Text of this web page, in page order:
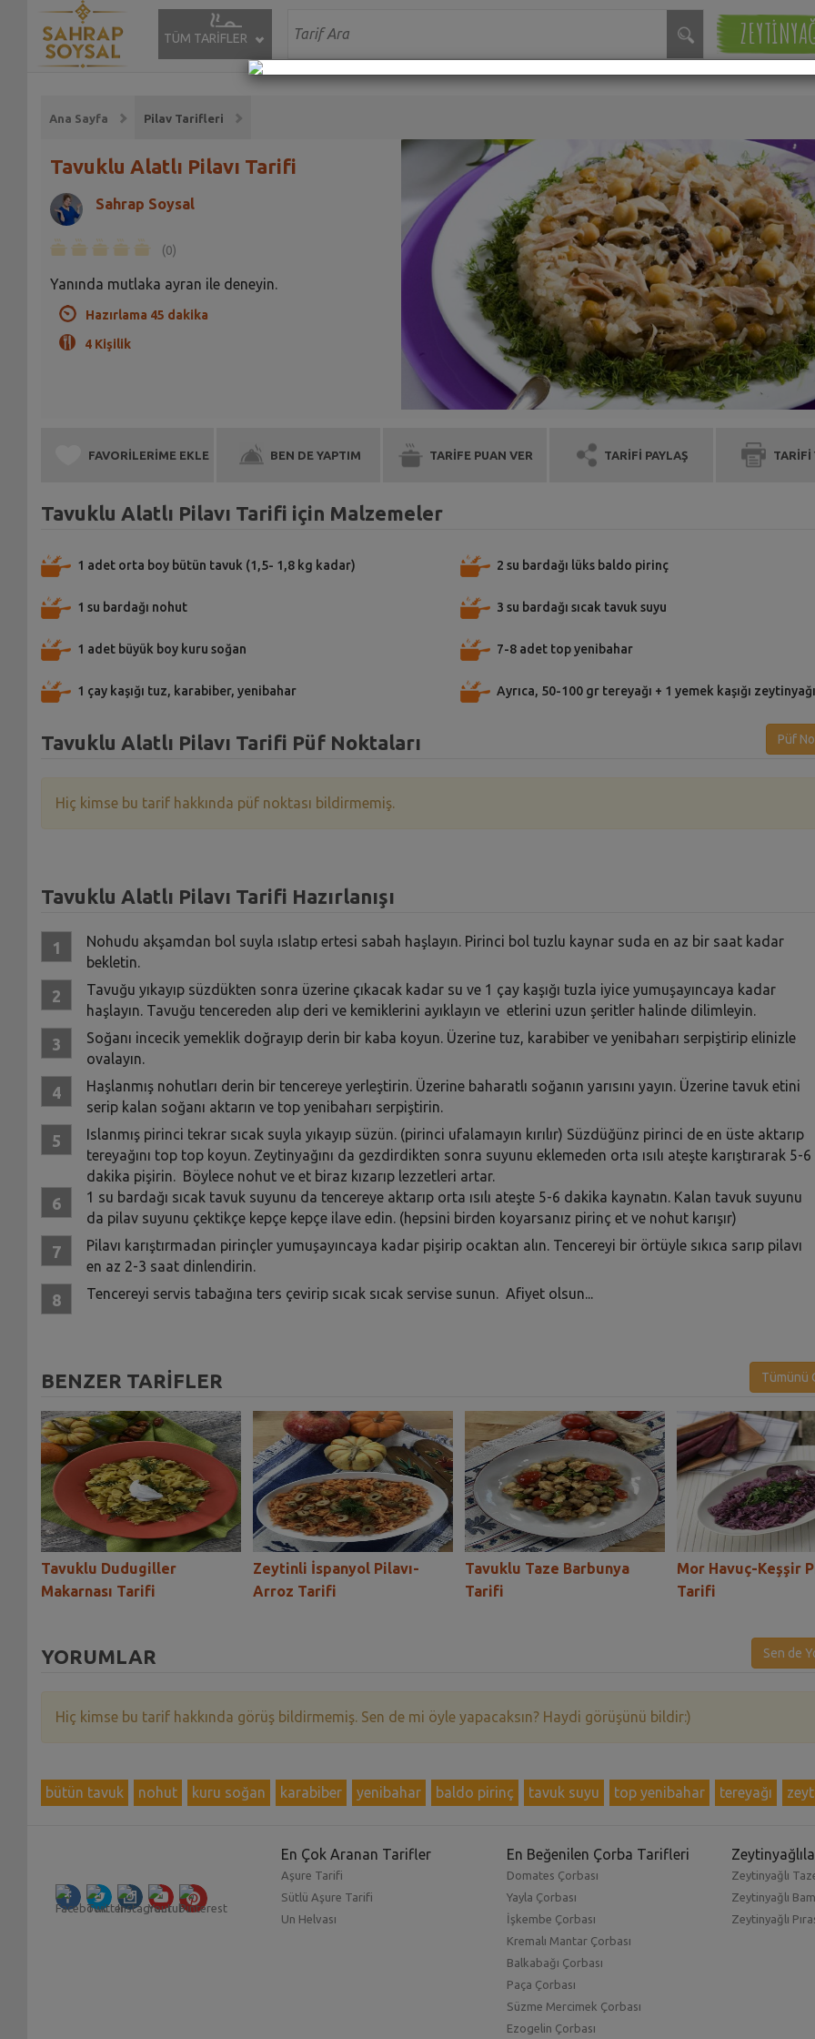
TÜM TARİFLER
Ana Sayfa Pilav Tarifleri
Tavuklu Alatlı Pilavı Tarifi
Sahrap Soysal
(0)
Yanında mutlaka ayran ile deneyin.
Hazırlama 45 dakika
4 Kişilik
FAVORİLERİME EKLE BEN DE YAPTIM TARİFE PUAN VER TARİFİ PAYLAŞ TARİFİ
Tavuklu Alatlı Pilavı Tarifi için Malzemeler
1 adet orta boy bütün tavuk (1,5- 1,8 kg kadar)
1 su bardağı nohut
1 adet büyük boy kuru soğan
1 çay kaşığı tuz, karabiber, yenibahar
2 su bardağı lüks baldo pirinç
3 su bardağı sıcak tavuk suyu
7-8 adet top yenibahar
Ayrıca, 50-100 gr tereyağı + 1 yemek kaşığı zeytinyağı
Tavuklu Alatlı Pilavı Tarifi Püf Noktaları Püf
Hiç kimse bu tarif hakkında püf noktası bildirmemiş.
Tavuklu Alatlı Pilavı Tarifi Hazırlanışı
Nohudu akşamdan bol suyla ıslatıp ertesi sabah haşlayın. Pirinci bol tuzlu kaynar suda en az bir saat kadar
bekletin.
Tavuğu yıkayıp süzdükten sonra üzerine çıkacak kadar su ve 1 çay kaşığı tuzla iyice yumuşayıncaya kadar
haşlayın. Tavuğu tencereden alıp deri ve kemiklerini ayıklayın ve etlerini uzun şeritler halinde dilimleyin.
Soğanı incecik yemeklik doğrayıp derin bir kaba koyun. Üzerine tuz, karabiber ve yenibaharı serpiştirip elinizle
ovalayın.
Haşlanmış nohutları derin bir tencereye yerleştirin. Üzerine baharatlı soğanın yarısını yayın. Üzerine tavuk etini
serip kalan soğanı aktarın ve top yenibaharı serpiştirin.
Islanmış pirinci tekrar sıcak suyla yıkayıp süzün. (pirinci ufalamayın kırılır) Süzdüğünz pirinci de en üste aktarıp
tereyağını top top koyun. Zeytinyağını da gezdirdikten sonra suyunu eklemeden orta ısılı ateşte karıştırarak 5-6
dakika pişirin. Böylece nohut ve et biraz kızarıp lezzetleri artar.
1 su bardağı sıcak tavuk suyunu da tencereye aktarıp orta ısılı ateşte 5-6 dakika kaynatın. Kalan tavuk suyunu
da pilav suyunu çektikçe kepçe kepçe ilave edin. (hepsini birden koyarsanız pirinç et ve nohut karışır)
Pilavı karıştırmadan pirinçler yumuşayıncaya kadar pişirip ocaktan alın. Tencereyi bir örtüyle sıkıca sarıp pilavı
en az 2-3 saat dinlendirin.
Tencereyi servis tabağına ters çevirip sıcak sıcak servise sunun. Afiyet olsun...
BENZER TARİFLER Tümünü
Tavuklu Dudugiller
Makarnası Tarifi
Zeytinli İspanyol Pilavı-
Arroz Tarifi
Tavuklu Taze Barbunya
Tarifi
Mor Havuç-Keşşir
Tarifi
YORUMLAR Sen de
Hiç kimse bu tarif hakkında görüş bildirmemiş. Sen de mi öyle yapacaksın? Haydi görüşünü bildir:)
bütün tavuk nohut kuru soğan karabiber yenibahar baldo pirinç tavuk suyu top yenibahar tereyağı
En Çok Aranan Tarifler
Aşure Tarifi
Sütlü Aşure Tarifi
Un Helvası
En Beğenilen Çorba Tarifleri
Domates Çorbası
Yayla Çorbası
İşkembe Çorbası
Kremalı Mantar Çorbası
Balkabağı Çorbası
Paça Çorbası
Süzme Mercimek Çorbası
Ezogelin Çorbası
Zeytinyağlı
Zeytinyağlı
Zeytinyağlı